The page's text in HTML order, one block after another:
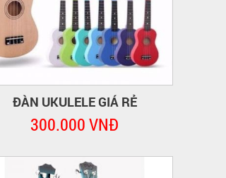
ĐÀN UKULELE GIÁ RẺ
300.000 VNĐ